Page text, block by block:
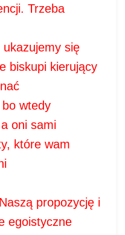
Trzeba
ukazujemy się
biskupi kierujący
wtedy
oni sami
które wam
propozycję i
egoistyczne